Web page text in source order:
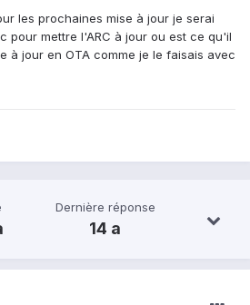
les prochaines mise à jour je serai
pour mettre l'ARC à jour ou est ce qu'il
à jour en OTA comme je le faisais avec
Dernière réponse
14 a